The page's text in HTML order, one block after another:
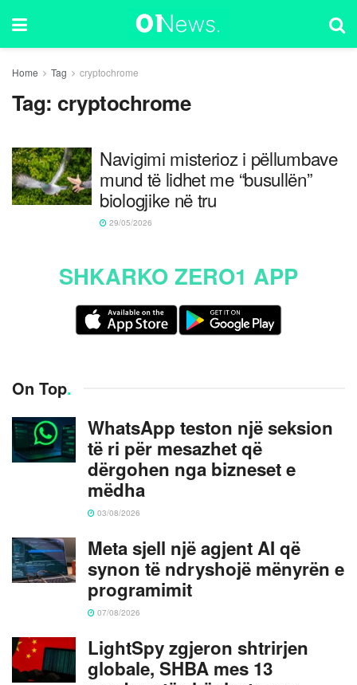
Home Tag cryptochrome
Tag: cryptochrome
Navigimi misterioz i pëllumbave
mund të lidhet me “busullën”
biologjike në tru
29/05/2026
SHKARKO ZERO1 APP
On Top.
WhatsApp teston një seksion
të ri për mesazhet që
dërgohen nga bizneset e
mëdha
03/08/2026
Meta sjell një agjent AI që
synon të ndryshojë mënyrën e
programimit
07/08/2026
LightSpy zgjeron shtrirjen
globale, SHBA mes 13